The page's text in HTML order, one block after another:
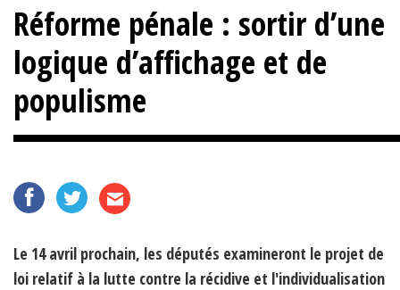
Réforme pénale : sortir d’une
logique d’affichage et de
populisme
Le 14 avril prochain, les députés examineront le projet de
loi relatif à la lutte contre la récidive et l'individualisation